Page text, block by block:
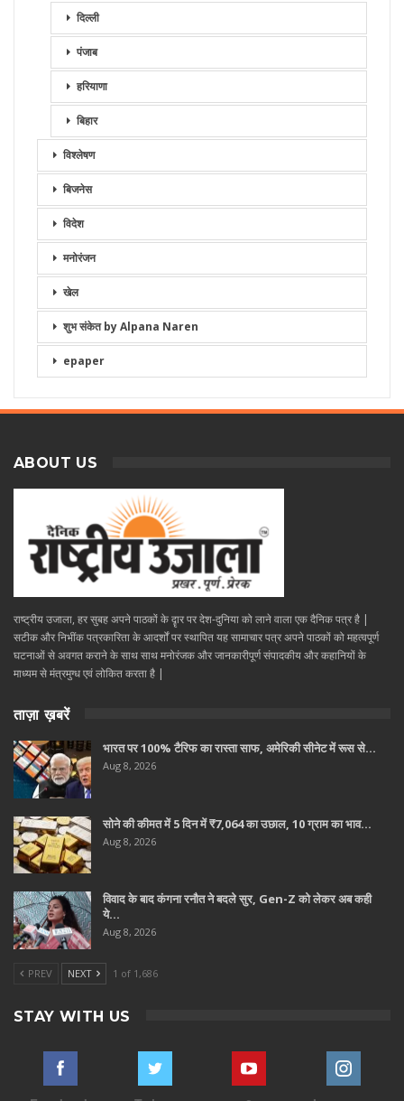
दिल्ली
पंजाब
हरियाणा
बिहार
विश्लेषण
बिजनेस
विदेश
मनोरंजन
खेल
शुभ संकेत by Alpana Naren
epaper
ABOUT US
राष्ट्रीय उजाला, हर सुबह अपने पाठकों के दॄार पर देश-दुनिया को लाने वाला एक दैनिक पत्र है |
सटीक और निभींक पत्रकारिता के आदर्शों पर स्थापित यह सामाचार पत्र अपने पाठकों को महत्वपूर्ण
घटनाओं से अवगत कराने के साथ साथ मनोरंजक और जानकारीपूर्ण संपादकीय और कहानियों के
माध्यम से मंत्रमुग्ध एवं लोकित करता है |
ताज़ा ख़बरें
भारत पर 100% टैरिफ का रास्ता साफ, अमेरिकी सीनेट में रूस से…
Aug 8, 2026
सोने की कीमत में 5 दिन में ₹7,064 का उछाल, 10 ग्राम का भाव…
Aug 8, 2026
विवाद के बाद कंगना रनौत ने बदले सुर, Gen-Z को लेकर अब कही
ये…
Aug 8, 2026
PREV NEXT 1 of 1,686
STAY WITH US